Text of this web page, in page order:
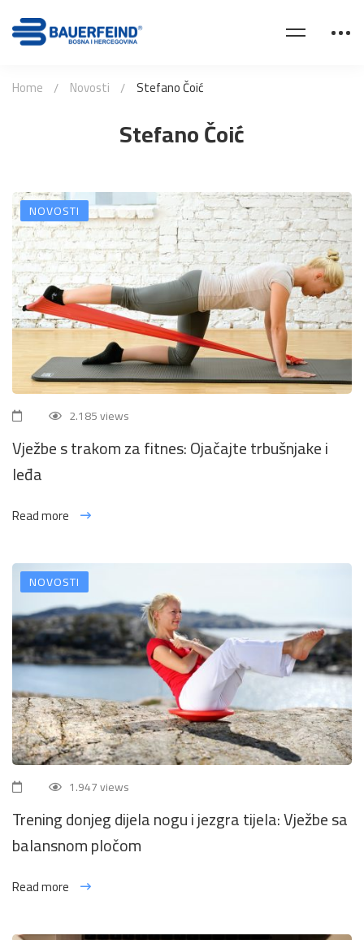
Stefano Čoić
Home Novosti Stefano Čoić
NOVOSTI
2.185 views
Vježbe s trakom za fitnes: Ojačajte trbušnjake i
leđa
Read more
NOVOSTI
1.947 views
Trening donjeg dijela nogu i jezgra tijela: Vježbe sa
balansnom pločom
Read more